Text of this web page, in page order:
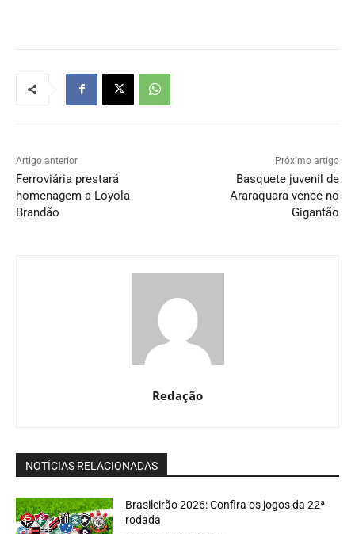
Artigo anterior
Ferroviária prestará
homenagem a Loyola
Brandão
Próximo artigo
Basquete juvenil de
Araraquara vence no
Gigantão
Redação
NOTÍCIAS RELACIONADAS
Brasileirão 2026: Confira os jogos da 22ª
rodada